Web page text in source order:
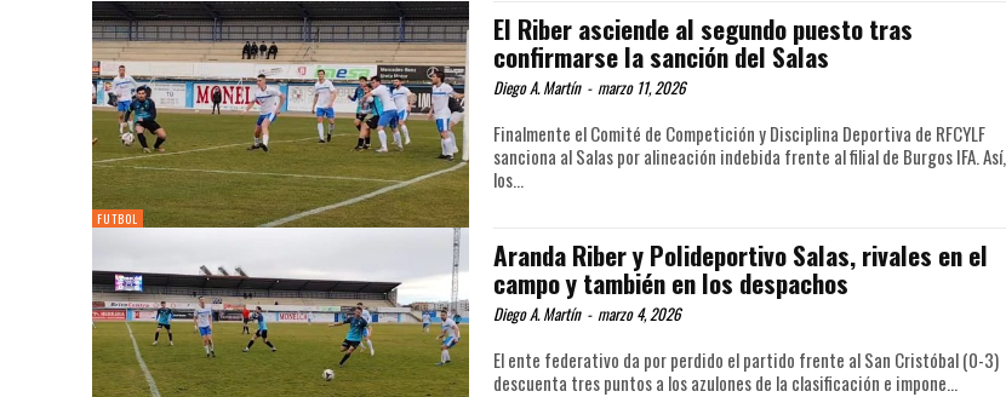
FUTBOL
El Riber asciende al segundo puesto tras
confirmarse la sanción del Salas
Diego A. Martín - marzo 11, 2026
Finalmente el Comité de Competición y Disciplina Deportiva de RFCYLF
sanciona al Salas por alineación indebida frente al filial de Burgos IFA. Así,
los...
Aranda Riber y Polideportivo Salas, rivales en el
campo y también en los despachos
Diego A. Martín - marzo 4, 2026
El ente federativo da por perdido el partido frente al San Cristóbal (0-3)
descuenta tres puntos a los azulones de la clasificación e impone...